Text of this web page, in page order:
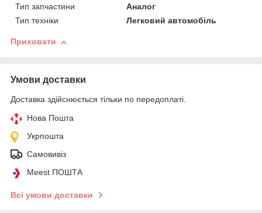
Тип запчастини
Аналог
Тип техніки
Легковий автомобіль
Приховати
Умови доставки
Доставка здійснюється тільки по передоплаті.
Нова Пошта
Укрпошта
Самовивіз
Meest ПОШТА
Всі умови доставки